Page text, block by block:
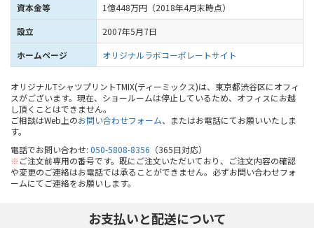
資本金等
1億448万円（2018年4月末時点）
設立
2007年5月7日
ホームページ
オリジナルラボコーポレートサイト
オリジナルTシャツプリントTMIX(ティーミックス)は、東京都渋谷区にオフィ
スがございます。現在、ショールームは停止しているため、オフィスにお越
し頂くことはできません。
ご相談はWeb上のお問い合わせフォーム、またはお電話にてお願いいたしま
す。
電話でお問い合わせ: 050-5808-8356 （365日対応）
※ご注文前専用の番号です。既にご注文いただいており、ご注文内容の確認
や変更のご連絡はお電話では承ることができません。必ずお問い合わせフォ
ームにてご連絡をお願いします。
お支払いと配送について